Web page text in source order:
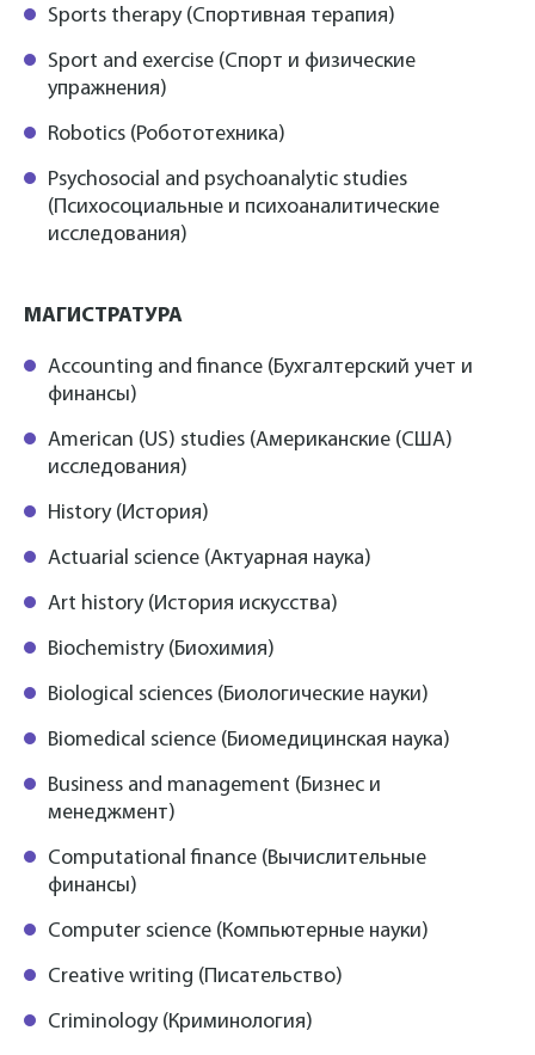
Sports therapy (Спортивная терапия)
Sport and exercise (Спорт и физические
упражнения)
Robotics (Робототехника)
Psychosocial and psychoanalytic studies
(Психосоциальные и психоаналитические
исследования)
МАГИСТРАТУРА
Accounting and finance (Бухгалтерский учет и
финансы)
American (US) studies (Американские (США)
исследования)
History (История)
Actuarial science (Актуарная наука)
Art history (История искусства)
Biochemistry (Биохимия)
Biological sciences (Биологические науки)
Biomedical science (Биомедицинская наука)
Business and management (Бизнес и
менеджмент)
Computational finance (Вычислительные
финансы)
Computer science (Компьютерные науки)
Creative writing (Писательство)
Criminology (Криминология)